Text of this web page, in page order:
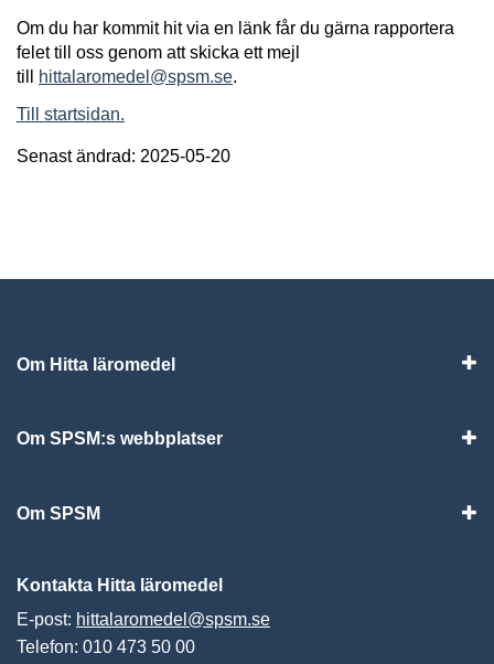
Om du har kommit hit via en länk får du gärna rapportera
felet till oss genom att skicka ett mejl
till
hittalaromedel@spsm.se.
Till startsidan.
Senast ändrad: 2025-05-20
Om Hitta läromedel
Om SPSM:s webbplatser
Om SPSM
Kontakta Hitta läromedel
E-post: hittalaromedel@spsm.se
Telefon: 010 473 50 00